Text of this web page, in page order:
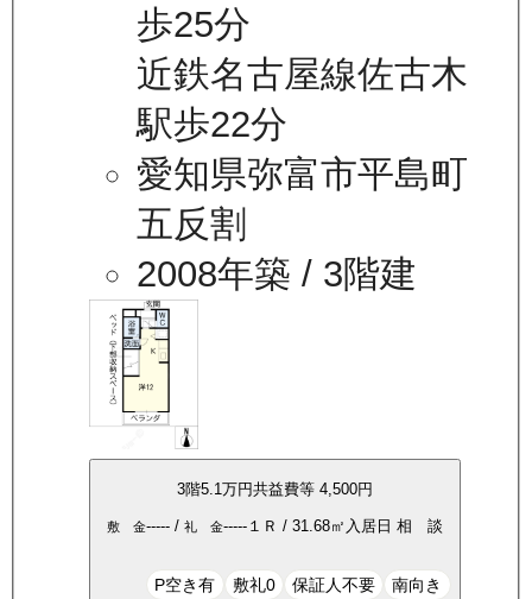
歩25分
近鉄名古屋線佐古木
駅歩22分
愛知県弥富市平島町
五反割
2008年築 / 3階建
3階5.1万円共益費等 4,500円
敷 金-----/ 礼 金-----１Ｒ / 31.68㎡ 入居日 相 談
P空き有 敷礼0 保証人不要 南向き